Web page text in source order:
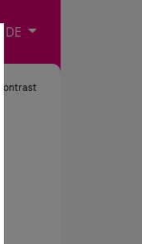
DE Sprache wählen
Kontrast